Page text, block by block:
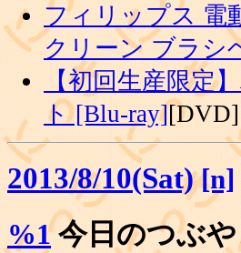
フィリップス 電
クリーン ブラシ
【初回生産限定
ト [Blu-ray][DVD]
2013/8/10(Sat) [n]
%1今日のつぶや